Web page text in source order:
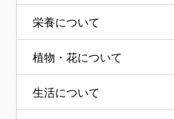
栄養について
植物・花について
生活について